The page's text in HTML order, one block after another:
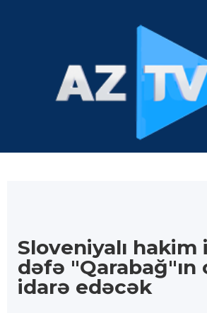
Sloveniyalı hakim
dəfə "Qarabağ"ın
idarə edəcək